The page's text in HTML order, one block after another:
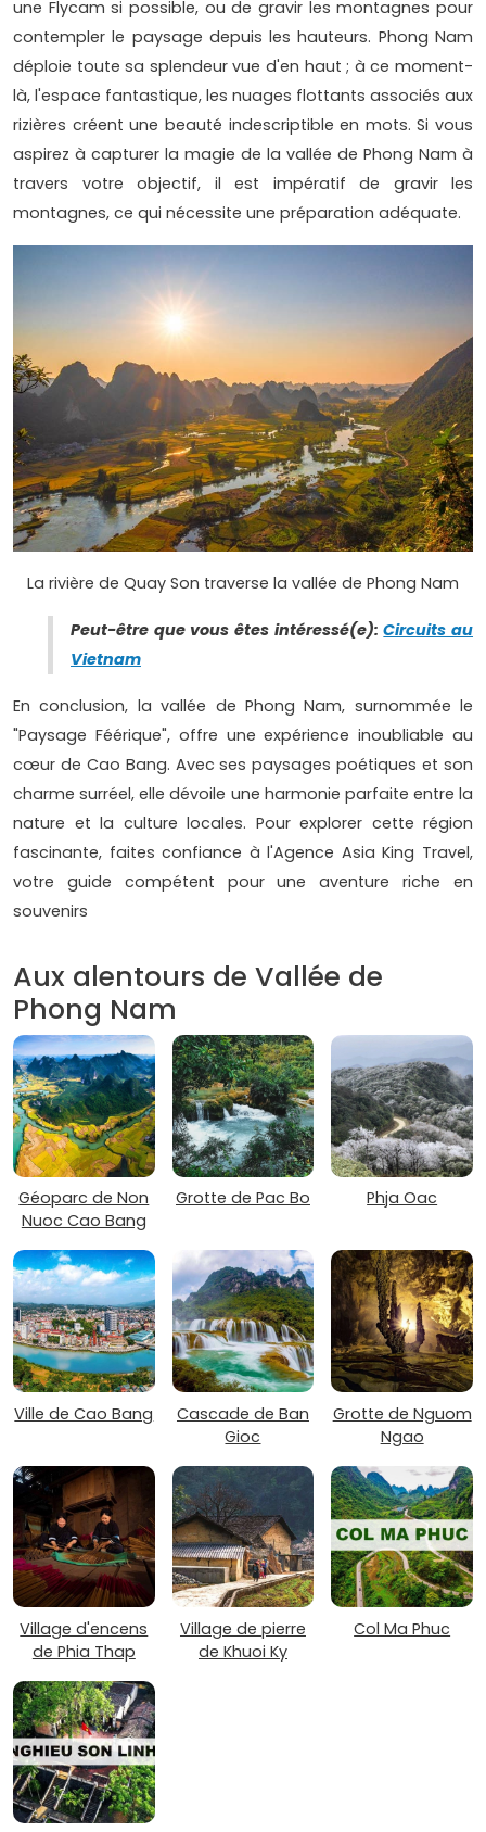
une Flycam si possible, ou de gravir les montagnes pour
contempler le paysage depuis les hauteurs. Phong Nam
déploie toute sa splendeur vue d'en haut ; à ce moment-
là, l'espace fantastique, les nuages flottants associés aux
rizières créent une beauté indescriptible en mots. Si vous
aspirez à capturer la magie de la vallée de Phong Nam à
travers votre objectif, il est impératif de gravir les
montagnes, ce qui nécessite une préparation adéquate.
La rivière de Quay Son traverse la vallée de Phong Nam
Peut-être que vous êtes intéressé(e):Circuits au
Vietnam
En conclusion, la vallée de Phong Nam, surnommée le
"Paysage Féérique", offre une expérience inoubliable au
cœur de Cao Bang. Avec ses paysages poétiques et son
charme surréel, elle dévoile une harmonie parfaite entre la
nature et la culture locales. Pour explorer cette région
fascinante, faites confiance à l'Agence Asia King Travel,
votre guide compétent pour une aventure riche en
souvenirs
Aux alentours de Vallée de
Phong Nam
Géoparc de Non
Nuoc Cao Bang
Grotte de Pac Bo Phja Oac
Ville de Cao Bang
Cascade de Ban
Gioc
Grotte de Nguom
Ngao
Village d'encens
de Phia Thap
Village de pierre
de Khuoi Ky
Col Ma Phuc